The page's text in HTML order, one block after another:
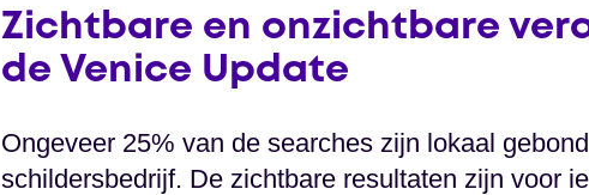
Zichtbare en onzichtbare
de Venice Update
Ongeveer 25% van de searches zijn lokaal
schildersbedrijf. De zichtbare resultaten zijn voor